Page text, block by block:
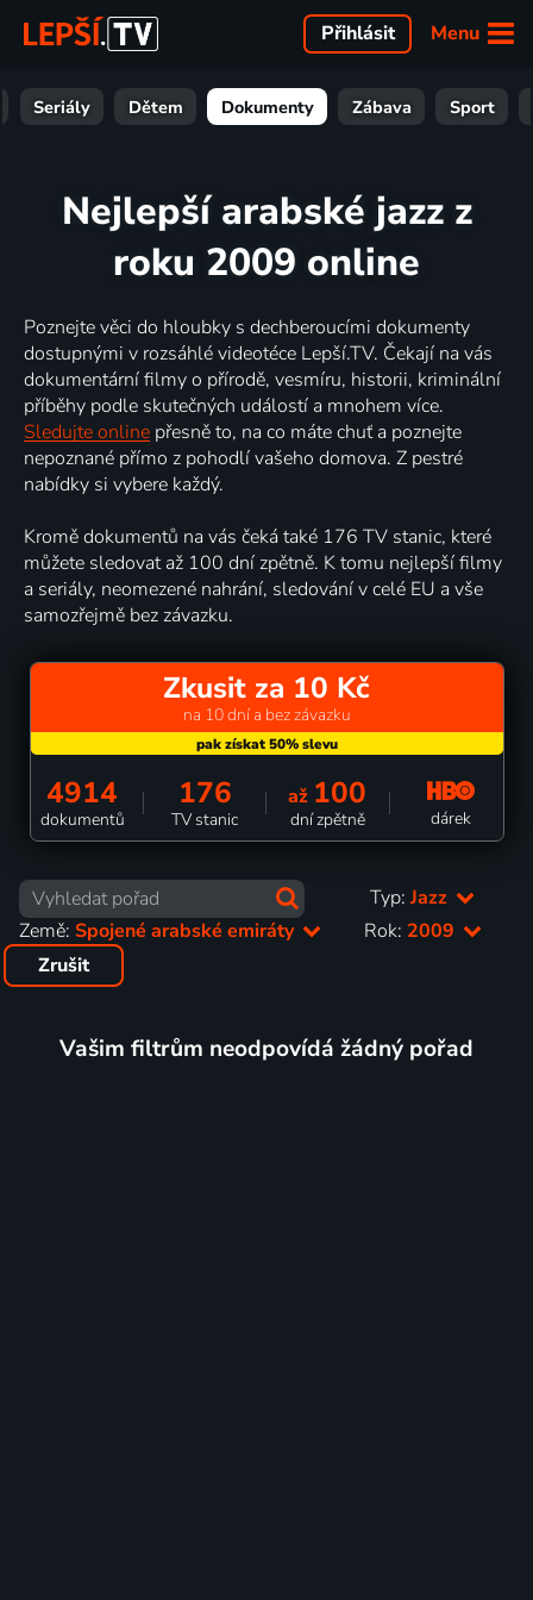
Menu
Přihlásit
Seriály Dětem Dokumenty Zábava Sport
Nejlepší arabské jazz z
roku 2009 online
Poznejte věci do hloubky s dechberoucími dokumenty
dostupnými v rozsáhlé videotéce Lepší.TV. Čekají na vás
dokumentární filmy o přírodě, vesmíru, historii, kriminální
příběhy podle skutečných událostí a mnohem více.
Sledujte online přesně to, na co máte chuť a poznejte
nepoznané přímo z pohodlí vašeho domova. Z pestré
nabídky si vybere každý.
Kromě dokumentů na vás čeká také 176 TV stanic, které
můžete sledovat až 100 dní zpětně. K tomu nejlepší filmy
a seriály, neomezené nahrání, sledování v celé EU a vše
samozřejmě bez závazku.
Zkusit za 10 Kč
na 10 dní a bez závazku
4914
dokumentů
176
TV stanic
až 100
dní zpětně dárek
Typ: Jazz
Země: Spojené arabské emiráty Rok: 2009
Zrušit
Vašim filtrům neodpovídá žádný pořad